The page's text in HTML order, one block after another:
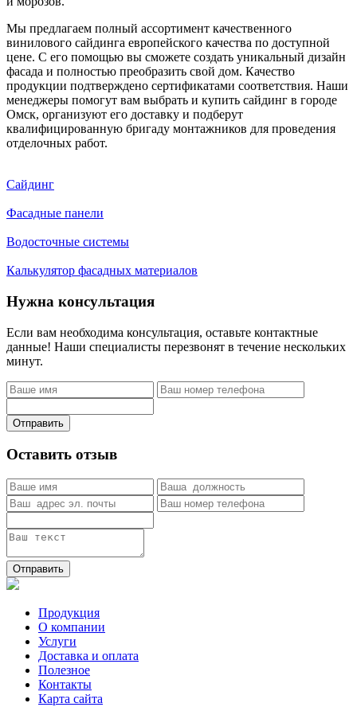
Мы предлагаем полный ассортимент качественного
винилового сайдинга европейского качества по доступной
цене. С его помощью вы сможете создать уникальный дизайн
фасада и полностью преобразить свой дом. Качество
продукции подтверждено сертификатами соответствия. Наши
менеджеры помогут вам выбрать и купить сайдинг в городе
Омск, организуют его доставку и подберут
квалифицированную бригаду монтажников для проведения
отделочных работ.
Сайдинг
Фасадные панели
Водосточные системы
Калькулятор фасадных материалов
Нужна консультация
Если вам необходима консультация, оставьте контактные
данные! Наши специалисты перезвонят в течение нескольких
минут.
Отправить
Оставить отзыв
Отправить
Продукция
О компании
Услуги
Доставка и оплата
Полезное
Контакты
Карта сайта